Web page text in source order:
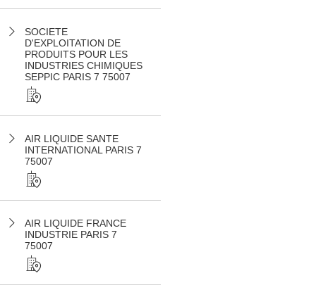
SOCIETE
D'EXPLOITATION DE
PRODUITS POUR LES
INDUSTRIES CHIMIQUES
SEPPIC PARIS 7 75007
AIR LIQUIDE SANTE
INTERNATIONAL PARIS 7
75007
AIR LIQUIDE FRANCE
INDUSTRIE PARIS 7
75007